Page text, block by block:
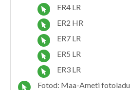
ER4 LR
ER2 HR
ER7 LR
ER5 LR
ER3 LR
Fotod: Maa-Ameti fotoladu.